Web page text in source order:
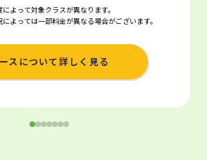
よって対象クラスが異なります。
よっては一部料金が異なる場合がございます。
スについて詳しく見る